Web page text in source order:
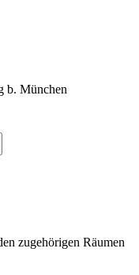
b. München
zugehörigen Räumen